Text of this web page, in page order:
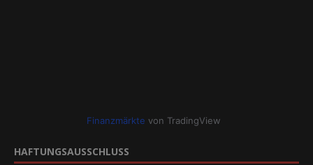
Finanzmärkte von TradingView
HAFTUNGSAUSSCHLUSS